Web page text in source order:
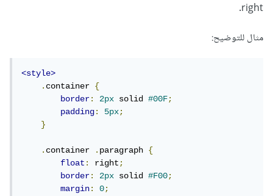
right.
مثال للتوضيح:
<style>
.container {
border: 2px solid #00F;
padding: 5px;
}
.container .paragraph {
float: right;
border: 2px solid #F00;
margin: 0;